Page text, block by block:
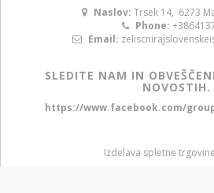
Naslov: Trsek 14, 6273
Phone:
Email:
SLEDITE NAM IN
NOVOSTIH.
https://www.facebook.com/
Izdelava spletne trgovine